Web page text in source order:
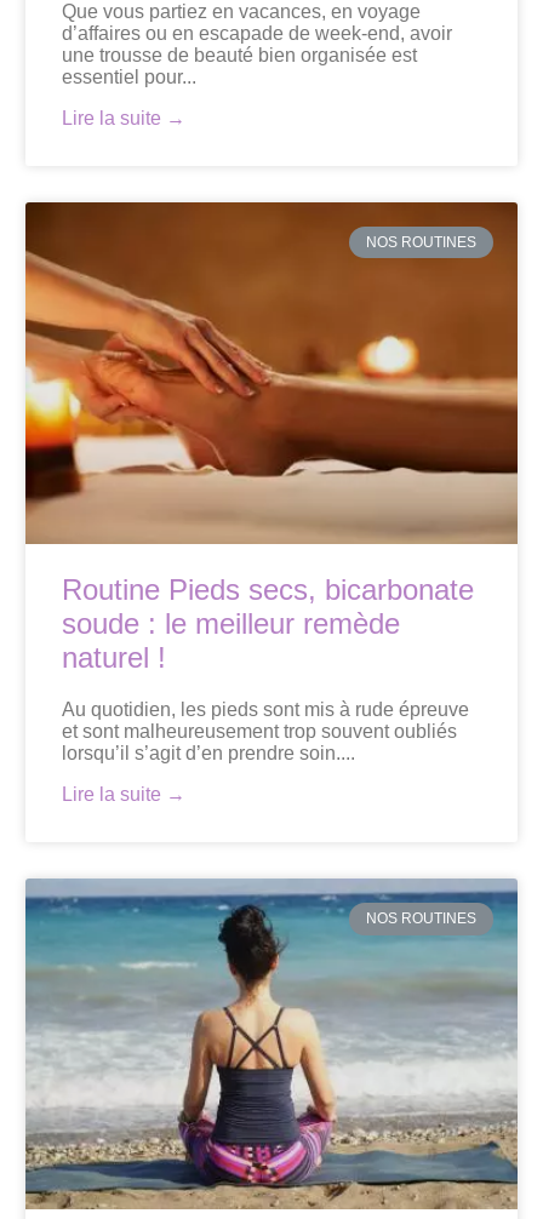
Que vous partiez en vacances, en voyage
d’affaires ou en escapade de week-end, avoir
une trousse de beauté bien organisée est
essentiel pour...
Lire la suite →
Routine Pieds secs, bicarbonate
soude : le meilleur remède
naturel !
Au quotidien, les pieds sont mis à rude épreuve
et sont malheureusement trop souvent oubliés
lorsqu’il s’agit d’en prendre soin....
NOS ROUTINES
Lire la suite →
NOS ROUTINES